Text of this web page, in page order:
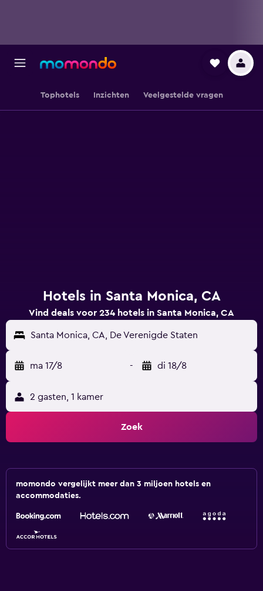
Tophotels Inzichten Veelgestelde vragen
Hotels in Santa Monica, CA
Vind deals voor 234 hotels in Santa Monica, CA
Santa Monica, CA, De Verenigde Staten
ma 17/8 - di 18/8
2 gasten, 1 kamer
Zoek
momondo vergelijkt meer dan 3 miljoen hotels en
accommodaties.